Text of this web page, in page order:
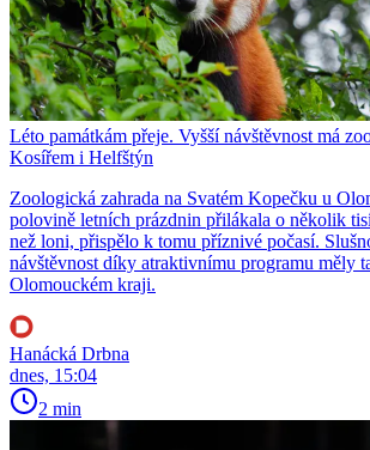
Léto památkám přeje. Vyšší návštěvnost má
Kosířem i Helfštýn
Zoologická zahrada na Svatém Kopečku u
polovině letních prázdnin přilákala o několik
než loni, přispělo k tomu příznivé počasí.
návštěvnost díky atraktivnímu programu měly
Olomouckém kraji.
Hanácká Drbna
dnes, 15:04
2 min